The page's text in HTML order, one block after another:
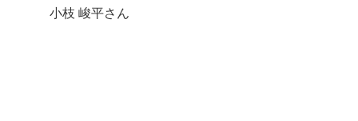
小枝 峻平さん